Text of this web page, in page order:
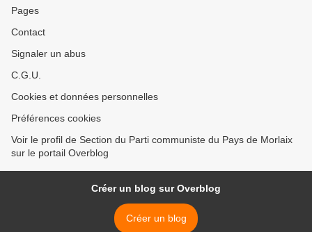
Pages
Contact
Signaler un abus
C.G.U.
Cookies et données personnelles
Préférences cookies
Voir le profil de Section du Parti communiste du Pays de Morlaix
sur le portail Overblog
Créer un blog sur Overblog
Créer un blog